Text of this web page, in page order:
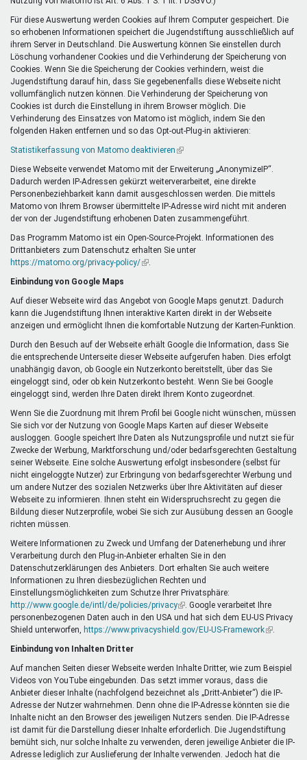
Für diese Auswertung werden Cookies auf Ihrem Computer gespeichert. Die
so erhobenen Informationen speichert die Jugendstiftung ausschließlich auf
ihrem Server in Deutschland. Die Auswertung können Sie einstellen durch
Löschung vorhandener Cookies und die Verhinderung der Speicherung von
Cookies. Wenn Sie die Speicherung der Cookies verhindern, weist die
Jugendstiftung darauf hin, dass Sie gegebenenfalls diese Webseite nicht
vollumfänglich nutzen können. Die Verhinderung der Speicherung von
Cookies ist durch die Einstellung in ihrem Browser möglich. Die
Verhinderung des Einsatzes von Matomo ist möglich, indem Sie den
folgenden Haken entfernen und so das Opt-out-Plug-in aktivieren:
Statistikerfassung von Matomo deaktivieren (Link
extern)
Diese Webseite verwendet Matomo mit der Erweiterung „AnonymizeIP“.
Dadurch werden IP-Adressen gekürzt weiterverarbeitet, eine direkte
Personenbeziehbarkeit kann damit ausgeschlossen werden. Die mittels
Matomo von Ihrem Browser übermittelte IP-Adresse wird nicht mit anderen
der von der Jugendstiftung erhobenen Daten zusammengeführt.
Das Programm Matomo ist ein Open-Source-Projekt. Informationen des
Drittanbieters zum Datenschutz erhalten Sie unter
https://matomo.org/privacy-policy/(Link
Einbindung von Google Maps
Auf dieser Webseite wird das Angebot von Google Maps genutzt. Dadurch
kann die Jugendstiftung Ihnen interaktive Karten direkt in der Webseite
anzeigen und ermöglicht Ihnen die komfortable Nutzung der Karten-Funktion.
Durch den Besuch auf der Webseite erhält Google die Information, dass Sie
die entsprechende Unterseite dieser Webseite aufgerufen haben. Dies erfolgt
unabhängig davon, ob Google ein Nutzerkonto bereitstellt, über das Sie
eingeloggt sind, oder ob kein Nutzerkonto besteht. Wenn Sie bei Google
eingeloggt sind, werden Ihre Daten direkt Ihrem Konto zugeordnet.
Wenn Sie die Zuordnung mit Ihrem Profil bei Google nicht wünschen, müssen
Sie sich vor der Nutzung von Google Maps Karten auf dieser Webseite
ausloggen. Google speichert Ihre Daten als Nutzungsprofile und nutzt sie für
Zwecke der Werbung, Marktforschung und/oder bedarfsgerechten Gestaltung
seiner Webseite. Eine solche Auswertung erfolgt insbesondere (selbst für
nicht eingeloggte Nutzer) zur Erbringung von bedarfsgerechter Werbung und
um andere Nutzer des sozialen Netzwerks über Ihre Aktivitäten auf dieser
Webseite zu informieren. Ihnen steht ein Widerspruchsrecht zu gegen die
Bildung dieser Nutzerprofile, wobei Sie sich zur Ausübung dessen an Google
richten müssen.
Weitere Informationen zu Zweck und Umfang der Datenerhebung und ihrer
Verarbeitung durch den Plug-in-Anbieter erhalten Sie in den
Datenschutzerklärungen des Anbieters. Dort erhalten Sie auch weitere
Informationen zu Ihren diesbezüglichen Rechten und
Einstellungsmöglichkeiten zum Schutze Ihrer Privatsphäre:
http://www.google.de/intl/de/policies/privacy(Link
ist
extern)
. Google verarbeitet Ihre
personenbezogenen Daten auch in den USA und hat sich dem EU-US Privacy
Shield unterworfen,
https://www.privacyshield.gov/EU-US-Framework(Link
Einbindung von Inhalten Dritter
Auf manchen Seiten dieser Webseite werden Inhalte Dritter, wie zum Beispiel
Videos von YouTube eingebunden. Das setzt immer voraus, dass die
Anbieter dieser Inhalte (nachfolgend bezeichnet als „Dritt-Anbieter“) die IP-
Adresse der Nutzer wahrnehmen. Denn ohne die IP-Adresse könnten sie die
Inhalte nicht an den Browser des jeweiligen Nutzers senden. Die IP-Adresse
ist damit für die Darstellung dieser Inhalte erforderlich. Die Jugendstiftung
bemüht sich, nur solche Inhalte zu verwenden, deren jeweilige Anbieter die IP-
Adresse lediglich zur Auslieferung der Inhalte verwenden. Jedoch hat die